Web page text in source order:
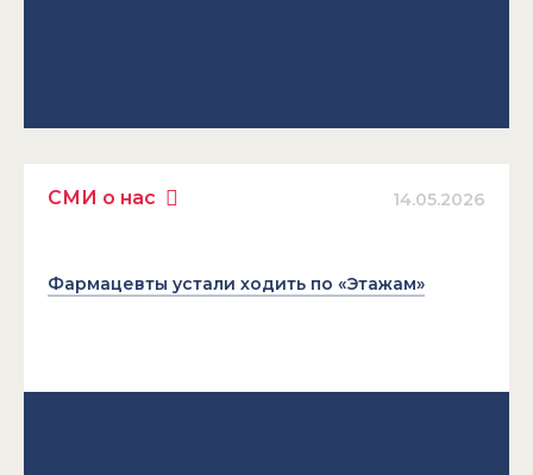
СМИ о нас 14.05.2026
Фармацевты устали ходить по «Этажам»